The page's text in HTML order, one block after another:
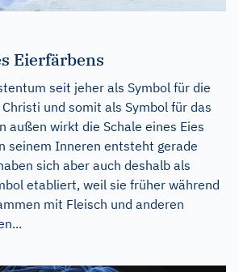
Eierfärbens
seit jeher als Symbol für die
und somit als Symbol für das
außen wirkt die Schale eines Eies
seinem Inneren entsteht gerade
sich aber auch deshalb als
etabliert, weil sie früher während
mit Fleisch und anderen